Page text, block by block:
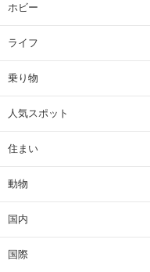
ホビー
ライフ
乗り物
人気スポット
住まい
動物
国内
国際